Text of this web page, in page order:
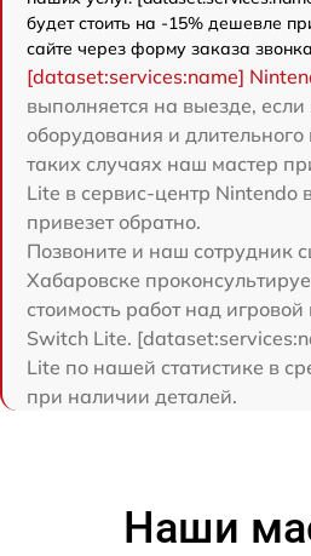
будет стоить на -15% дешевле
сайте через форму заказа
[dataset:services:name]
выполняется на выезде, если
оборудования и
таких случаях наш мастер
Lite в сервис-центр Nintendo
привезет обратно.
Позвоните и наш сотрудник
Хабаровске
стоимость работ над
Switch Lite.
Lite по нашей статистике в
при наличии деталей.
Наши